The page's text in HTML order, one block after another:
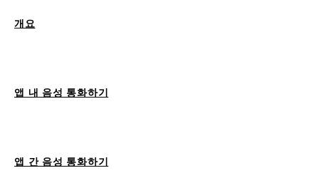
개요
앱 내 음성 통화하기
앱 간 음성 통화하기